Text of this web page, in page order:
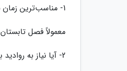
1- مناسب‌ترین زمان برای کروز در Muskoka چه موقع است؟
معمولاً فصل تابستان
2- آیا نیاز به روادید برای کروز به Tobermory هست؟